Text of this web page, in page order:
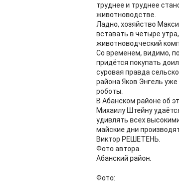
труднее и труднее
животноводстве.
Ладно, хозяйство
вставать в четыре
животноводческий
Со временем, видимо,
придётся покупать
суровая правда
района Яков Энгель
роботы.
В Абанском районе об
Михаилу Штейну
удивлять всех
майские дни
Виктор РЕШЕТЕНЬ.
Фото автора.
Абанский район.
Фото: